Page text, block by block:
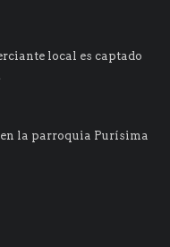
local es captado
en la parroquia Purísima